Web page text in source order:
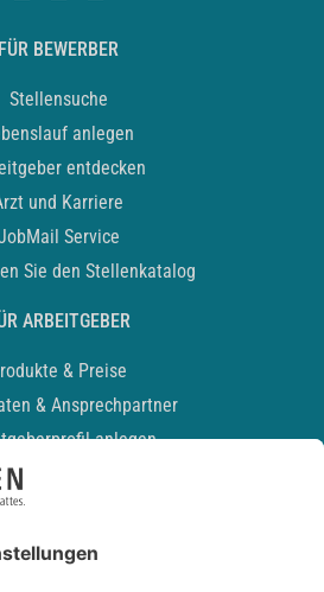
FÜR BEWERBER
Stellensuche
anlegen
entdecken
und Karriere
Service
Sie den Stellenkatalog
ARBEITGEBER
& Preise
& Ansprechpartner
anlegen
Podcast